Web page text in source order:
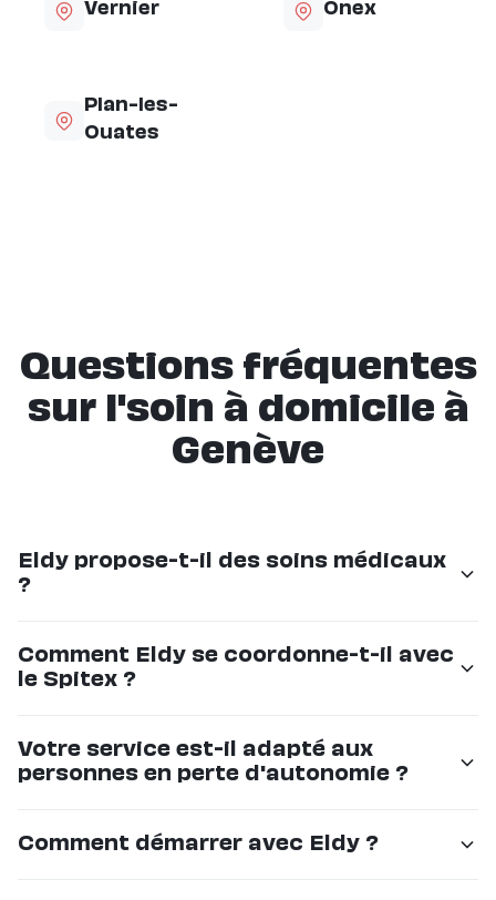
Vernier Onex
Plan-les-
Ouates
Questions fréquentes
sur l'soin à domicile à
Genève
Eldy propose-t-il des soins médicaux
?
: aide au quotidien, compagnie, repas, sorties. Pour les
soins médicaux (infirmiers, pansements, injections),
votre médecin traitant.
Comment Eldy se coordonne-t-il avec
le Spitex ?
assurer une prise en charge cohérente. Notre
intervenant peut être présent lors des visites
à la famille.
Votre service est-il adapté aux
personnes en perte d'autonomie ?
les personnes à différents niveaux de dépendance :
Comment démarrer avec Eldy ?